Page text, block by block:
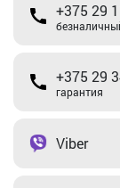
+375 29
+375 29
гарантия
Viber